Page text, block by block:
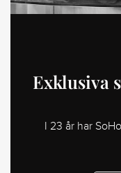
Exklusiva
I 23 år har